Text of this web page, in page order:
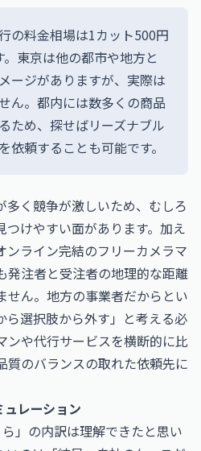
の料金相場は1カット500円
東京は他の都市や地方と
ージがありますが、実際は
ん。都内には数多くの商品
ため、探せばリーズナブル
依頼することも可能です。
多く競争が激しいため、むしろ
つけやすい面があります。加え
ンライン完結のフリーカメラマ
発注者と受注者の地理的な距離
せん。地方の事業者だからとい
ら選択肢から外す」と考える必
ンや代行サービスを横断的に比
質のバランスの取れた依頼先に
レーション
」の内訳は理解できたと思い